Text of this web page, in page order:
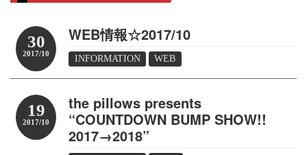
30
2017/10
WEB情報☆2017/10
INFORMATION WEB
19
2017/10
the pillows presents
“COUNTDOWN BUMP SHOW!!
2017→2018”